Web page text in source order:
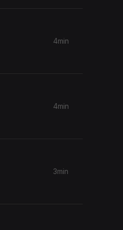
4min
4min
3min